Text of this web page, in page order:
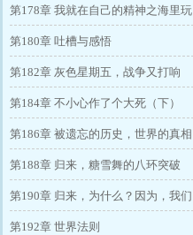
的可能性
第178章 我就在自己的精神之海里玩
cos怎么了
第180章 吐槽与感悟
第182章 灰色星期五，战争又打响
了？
第184章 不小心作了个大死（下）
第186章 被遗忘的历史，世界的真相
（二）
第188章 归来，糖雪舞的八环突破
第190章 归来，为什么？因为，我们
是朋友！
第192章 世界法则